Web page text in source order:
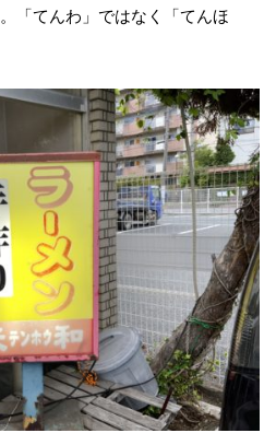
「てんわ」ではなく「てんほ